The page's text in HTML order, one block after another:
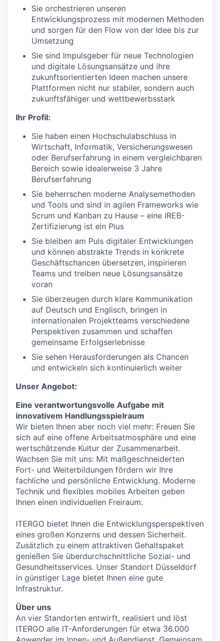
Sie orchestrieren unseren
Entwicklungsprozess mit modernen Methoden
und sorgen für den Flow von der Idee bis zur
Umsetzung
Sie sind Impulsgeber für neue Technologien
und digitale Lösungsansätze und ihre
zukunftsorientierten Ideen machen unsere
Plattformen nicht nur stabiler, sondern auch
zukunftsfähiger und wettbewerbsstark
Ihr Profil:
Sie haben einen Hochschulabschluss in
Wirtschaft, Informatik, Versicherungswesen
oder Berufserfahrung in einem vergleichbaren
Bereich sowie idealerweise 3 Jahre
Berufserfahrung
Sie beherrschen moderne Analysemethoden
und Tools und sind in agilen Frameworks wie
Scrum und Kanban zu Hause – eine IREB-
Zertifizierung ist ein Plus
Sie bleiben am Puls digitaler Entwicklungen
und können abstrakte Trends in konkrete
Geschäftschancen übersetzen, inspirieren
Teams und treiben neue Lösungsansätze
voran
Sie überzeugen durch klare Kommunikation
auf Deutsch und Englisch, bringen in
internationalen Projektteams verschiedene
Perspektiven zusammen und schaffen
gemeinsame Erfolgserlebnisse
Sie sehen Herausforderungen als Chancen
und entwickeln sich kontinuierlich weiter
Unser Angebot:
Eine verantwortungsvolle Aufgabe mit
innovativem Handlungsspielraum
Wir bieten Ihnen aber noch viel mehr: Freuen Sie
sich auf eine offene Arbeitsatmosphäre und eine
wertschätzende Kultur der Zusammenarbeit.
Wachsen Sie mit uns: Mit maßgeschneiderten
Fort- und Weiterbildungen fördern wir Ihre
fachliche und persönliche Entwicklung. Moderne
Technik und flexibles mobiles Arbeiten geben
Ihnen einen individuellen Freiraum.
ITERGO bietet Ihnen die Entwicklungsperspektiven
eines großen Konzerns und dessen Sicherheit.
Zusätzlich zu einem attraktiven Gehaltspaket
genießen Sie überdurchschnittliche Sozial- und
Gesundheitsservices. Unser Standort Düsseldorf
in günstiger Lage bietet Ihnen eine gute
Infrastruktur.
Über uns
An vier Standorten entwirft, realisiert und löst
ITERGO alle IT-Anforderungen für etwa 36.000